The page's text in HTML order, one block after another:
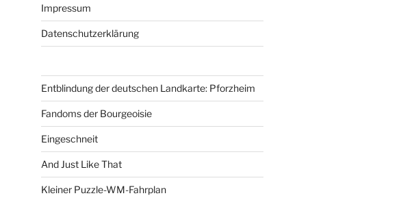
Impressum
Datenschutzerklärung
Entblindung der deutschen Landkarte: Pforzheim
Fandoms der Bourgeoisie
Eingeschneit
And Just Like That
Kleiner Puzzle-WM-Fahrplan